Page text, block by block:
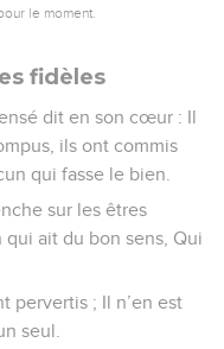
le moment.
fidèles
dit en son cœur : Il
ils ont commis
qui fasse le bien.
sur les êtres
qui ait du bon sens, Qui
pervertis ; Il n’en est
seul.